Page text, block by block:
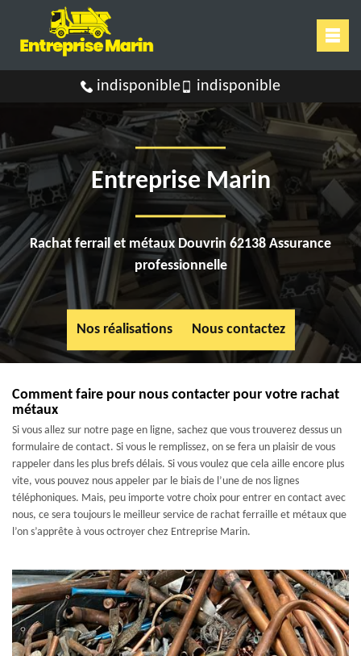
indisponible indisponible
Entreprise Marin
Rachat ferrail et métaux Douvrin 62138 Assurance
professionnelle
Nos réalisations Nous contactez
Comment faire pour nous contacter pour votre rachat
métaux
Si vous allez sur notre page en ligne, sachez que vous trouverez dessus un
formulaire de contact. Si vous le remplissez, on se fera un plaisir de vous
rappeler dans les plus brefs délais. Si vous voulez que cela aille encore plus
vite, vous pouvez nous appeler par le biais de l’une de nos lignes
téléphoniques. Mais, peu importe votre choix pour entrer en contact avec
nous, ce sera toujours le meilleur service de rachat ferraille et métaux que
l’on s’apprête à vous octroyer chez Entreprise Marin.